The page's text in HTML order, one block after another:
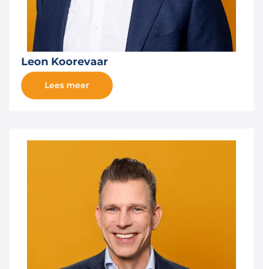
Leon Koorevaar
Lees meer